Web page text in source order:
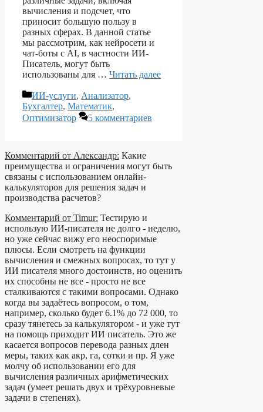
вычисления и подсчет, что
приносит большую пользу в
разных сферах. В данной статье
мы рассмотрим, как нейросети и
чат-боты с AI, в частности ИИ-
Писатель, могут быть
использованы для … Читать далее
Рубрики
ИИ-услуги, Анализатор,
Бухгалтер, Математик,
Оптимизатор
5 комментариев
Комментарий от Александр: Какие
преимущества и ограничения могут быть
связаны с использованием онлайн-
калькуляторов для решения задач и
производства расчетов?
Комментарий от Timur: Тестирую и
использую ИИ-писателя не долго - неделю,
но уже сейчас вижу его неоспоримые
плюсы. Если смотреть на функции
вычисления и смежных вопросах, то тут у
ИИ писателя много достоинств, но оценить
их способны не все - просто не все
сталкиваются с такими вопросами. Однако
когда вы задаётесь вопросом, о том,
например, сколько будет 6.1% до 72 000, то
сразу тянетесь за калькулятором - и уже тут
на помощь приходит ИИ писатель. Это же
касается вопросов перевода разных длен
меры, таких как акр, га, сотки и пр. Я уже
молчу об использовании его для
вычисления различных арифметических
задач (умеет решать двух и трёхуровневые
задачи в степенях).